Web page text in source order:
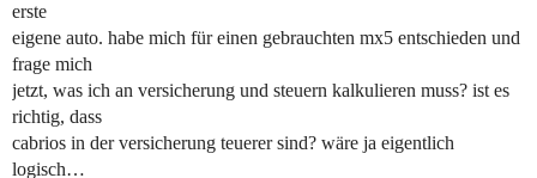
erste
eigene auto. habe mich für einen gebrauchten mx5 entschieden und
frage mich
jetzt, was ich an versicherung und steuern kalkulieren muss? ist es
richtig, dass
cabrios in der versicherung teuerer sind? wäre ja eigentlich
logisch…